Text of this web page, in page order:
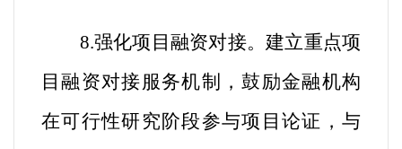
8.强化项目融资对接。建立重点项
目融资对接服务机制，鼓励金融机构
在可行性研究阶段参与项目论证，与